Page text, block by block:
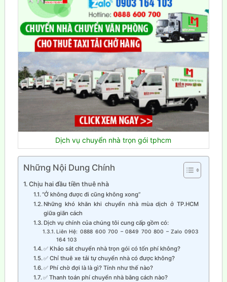
Dịch vụ chuyển nhà trọn gói tphcm
Những Nội Dung Chính
Chịu hai đầu tiền thuê nhà
“Ở không được đi cũng không xong”
Những khó khăn khi chuyển nhà mùa dịch ở TP.HCM
giữa giãn cách
Dịch vụ chính của chúng tôi cung cấp gồm có:
Liên Hệ: 0888 600 700 – 0849 700 800 – Zalo 0903
164 103
✅ Khảo sát chuyển nhà trọn gói có tốn phí không?
✅ Chỉ thuê xe tải tự chuyển nhà có được không?
✅ Phí chờ đợi là là gì? Tính như thế nào?
✅ Thanh toán phí chuyển nhà bằng cách nào?